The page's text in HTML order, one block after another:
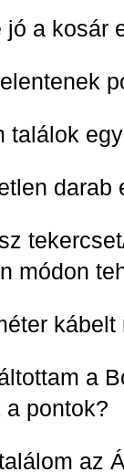
jó a kosár
találok
darab
módon
a
a pontok?
az